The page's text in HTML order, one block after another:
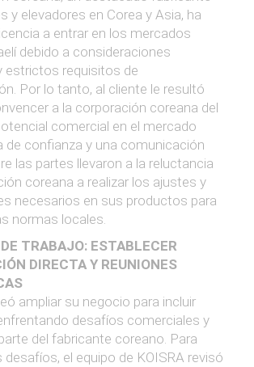
y elevadores en Corea y Asia, ha
a entrar en los mercados
debido a consideraciones
estrictos requisitos de
Por lo tanto, al cliente le resultó
a la corporación coreana del
comercial en el mercado
de confianza y una comunicación
las partes llevaron a la reluctancia
coreana a realizar los ajustes y
necesarios en sus productos para
normas locales.
TRABAJO: ESTABLECER
DIRECTA Y REUNIONES
ampliar su negocio para incluir
desafíos comerciales y
del fabricante coreano. Para
el equipo de KOISRA revisó